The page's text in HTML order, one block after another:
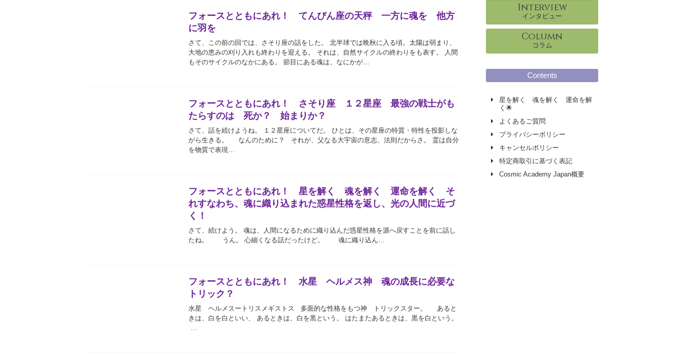
フォースとともにあれ！ てんびん座の天秤 一方に魂を 他方
に羽を
さて、この前の回では、さそり座の話をした。 北半球では晩秋に入る頃。太陽は弱まり、
大地の恵みの刈り入れも終わりを迎える。 それは、自然サイクルの終わりをも表す。 人間
もそのサイクルのなかにある。 節目にある魂は、なにかが…
フォースとともにあれ！ さそり座 １２星座 最強の戦士がも
たらすのは 死か？ 始まりか？
さて、話を続けようね。 １２星座についてだ。 ひとは、その星座の特質・特性を投影しな
がら生きる。 なんのために？ それが、父なる大宇宙の意志、法則だからさ。 霊は自分
を物質で表現…
フォースとともにあれ！ 星を解く 魂を解く 運命を解く そ
れすなわち、魂に織り込まれた惑星性格を返し、光の人間に近づ
く！
さて、続けよう。 魂は、人間になるために織り込んだ惑星性格を源へ戻すことを前に話し
たね。 うん。 心細くなる話だったけど。 魂に織り込ん…
フォースとともにあれ！ 水星 ヘルメス神 魂の成長に必要な
トリック？
水星 ヘルメスートリスメギストス 多面的な性格をもつ神 トリックスター。 あると
きは、白を白といい、 あるときは、白を黒という。 はたまたあるときは、黒を白という。
Interview
インタビュー
Column
コラム
Contents
星を解く 魂を解く 運命を解
く🌟
よくあるご質問
プライバシーポリシー
キャンセルポリシー
特定商取引に基づく表記
Cosmic Academy Japan概要